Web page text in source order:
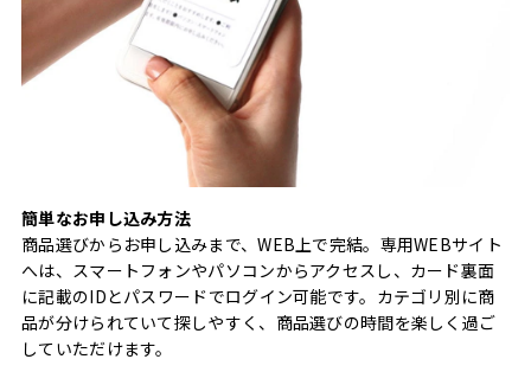
簡単なお申し込み方法
商品選びからお申し込みまで、WEB上で完結。専用WEBサイト
へは、スマートフォンやパソコンからアクセスし、カード裏面
に記載のIDとパスワードでログイン可能です。カテゴリ別に商
品が分けられていて探しやすく、商品選びの時間を楽しく過ご
していただけます。